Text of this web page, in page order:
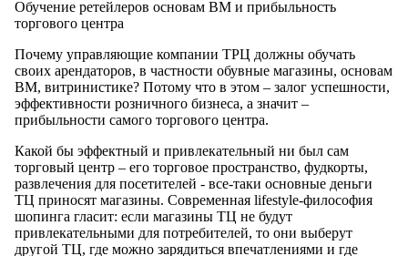
Обучение ретейлеров основам ВМ и прибыльность
торгового центра
Почему управляющие компании ТРЦ должны обучать
своих арендаторов, в частности обувные магазины, основам
ВМ, витринистике? Потому что в этом – залог успешности,
эффективности розничного бизнеса, а значит –
прибыльности самого торгового центра.
Какой бы эффектный и привлекательный ни был сам
торговый центр – его торговое пространство, фудкорты,
развлечения для посетителей - все-таки основные деньги
ТЦ приносят магазины. Современная lifestyle-философия
шопинга гласит: если магазины ТЦ не будут
привлекательными для потребителей, то они выберут
другой ТЦ, где можно зарядиться впечатлениями и где